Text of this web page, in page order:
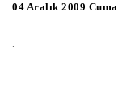
04 Aralık 2009 Cuma
.